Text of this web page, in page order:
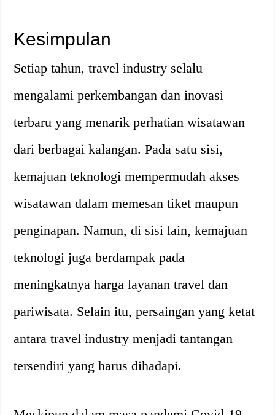
Kesimpulan
Setiap tahun, travel industry selalu
mengalami perkembangan dan inovasi
terbaru yang menarik perhatian wisatawan
dari berbagai kalangan. Pada satu sisi,
kemajuan teknologi mempermudah akses
wisatawan dalam memesan tiket maupun
penginapan. Namun, di sisi lain, kemajuan
teknologi juga berdampak pada
meningkatnya harga layanan travel dan
pariwisata. Selain itu, persaingan yang ketat
antara travel industry menjadi tantangan
tersendiri yang harus dihadapi.